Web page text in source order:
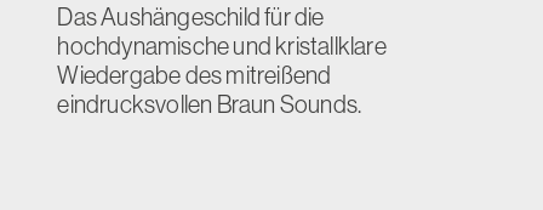
Das Aushängeschild für die
hochdynamische und kristallklare
Wiedergabe des mitreißend
eindrucksvollen Braun Sounds.